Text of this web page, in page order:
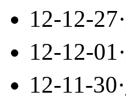
12-12-27·
12-12-01·
12-11-30·